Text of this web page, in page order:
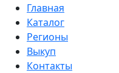
Главная
Каталог
Регионы
Выкуп
Контакты